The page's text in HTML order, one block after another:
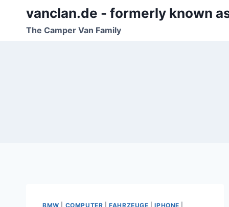
springen
vanclan.de - formerly known
The Camper Van Family
BMW COMPUTER |FAHRZEUGE |IPHONE